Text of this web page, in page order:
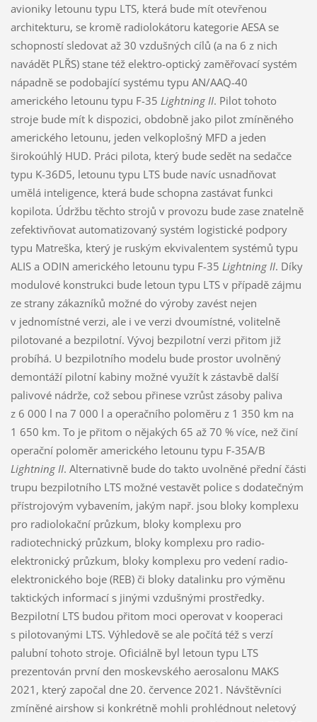
avioniky letounu typu LTS, která bude mít otevřenou
architekturu, se kromě radiolokátoru kategorie AESA se
schopností sledovat až 30 vzdušných cílů (a na 6 z nich
navádět PLŘS) stane též elektro-optický zaměřovací systém
nápadně se podobající systému typu AN/AAQ-40
amerického letounu typu F-35 Lightning II. Pilot tohoto
stroje bude mít k dispozici, obdobně jako pilot zmíněného
amerického letounu, jeden velkoplošný MFD a jeden
širokoúhlý HUD. Práci pilota, který bude sedět na sedačce
typu K-36D5, letounu typu LTS bude navíc usnadňovat
umělá inteligence, která bude schopna zastávat funkci
kopilota. Údržbu těchto strojů v provozu bude zase znatelně
zefektivňovat automatizovaný systém logistické podpory
typu Matreška, který je ruským ekvivalentem systémů typu
ALIS a ODIN amerického letounu typu F-35 Lightning II. Díky
modulové konstrukci bude letoun typu LTS v případě zájmu
ze strany zákazníků možné do výroby zavést nejen
v jednomístné verzi, ale i ve verzi dvoumístné, volitelně
pilotované a bezpilotní. Vývoj bezpilotní verzi přitom již
probíhá. U bezpilotního modelu bude prostor uvolněný
demontáží pilotní kabiny možné využít k zástavbě další
palivové nádrže, což sebou přinese vzrůst zásoby paliva
z 6 000 l na 7 000 l a operačního poloměru z 1 350 km na
1 650 km. To je přitom o nějakých 65 až 70 % více, než činí
operační poloměr amerického letounu typu F-35A/B
Lightning II. Alternativně bude do takto uvolněné přední části
trupu bezpilotního LTS možné vestavět police s dodatečným
přístrojovým vybavením, jakým např. jsou bloky komplexu
pro radiolokační průzkum, bloky komplexu pro
radiotechnický průzkum, bloky komplexu pro radio-
elektronický průzkum, bloky komplexu pro vedení radio-
elektronického boje (REB) či bloky datalinku pro výměnu
taktických informací s jinými vzdušnými prostředky.
Bezpilotní LTS budou přitom moci operovat v kooperaci
s pilotovanými LTS. Výhledově se ale počítá též s verzí
palubní tohoto stroje. Oficiálně byl letoun typu LTS
prezentován první den moskevského aerosalonu MAKS
2021, který započal dne 20. července 2021. Návštěvníci
zmíněné airshow si konkrétně mohli prohlédnout neletový